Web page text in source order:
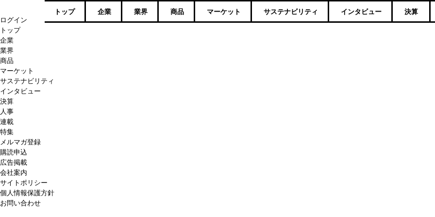
ログイン
トップ
企業
業界
商品
マーケット
サステナビリティ
インタビュー
決算
人事
連載
特集
メルマガ登録
購読申込
広告掲載
会社案内
サイトポリシー
個人情報保護方針
お問い合わせ
トップ 企業 業界 商品 マーケット サステナビリティ インタビュー 決算